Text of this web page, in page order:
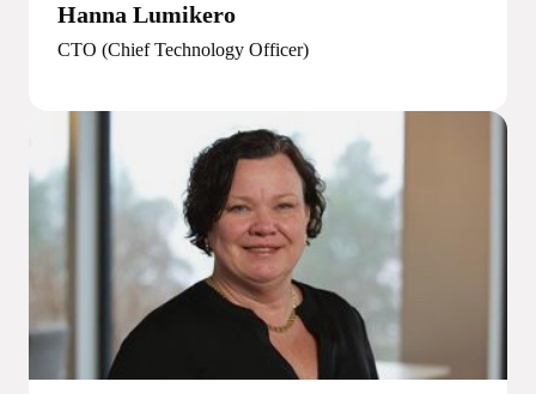
Hanna Lumikero
CTO (Chief Technology Officer)